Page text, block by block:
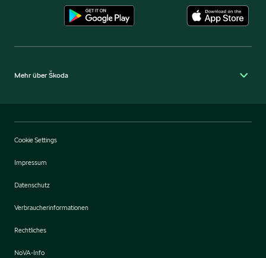
Mehr über Škoda
Cookie Settings
Impressum
Datenschutz
Verbraucherinformationen
Rechtliches
NoVA-Info